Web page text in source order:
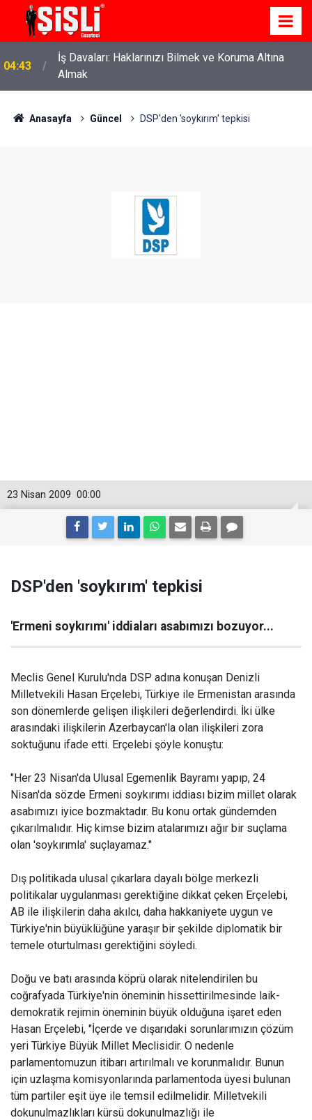
04:43
İş Davaları: Haklarınızı Bilmek ve Koruma Altına
Almak
Anasayfa Güncel DSP'den 'soykırım' tepkisi
00:00
23 Nisan 2009
DSP'den 'soykırım' tepkisi
'Ermeni soykırımı' iddiaları asabımızı bozuyor...
Meclis Genel Kurulu'nda DSP adına konuşan Denizli
Milletvekili Hasan Erçelebi, Türkiye ile Ermenistan arasında
son dönemlerde gelişen ilişkileri değerlendirdi. İki ülke
arasındaki ilişkilerin Azerbaycan'la olan ilişkileri zora
soktuğunu ifade etti. Erçelebi şöyle konuştu:
"Her 23 Nisan'da Ulusal Egemenlik Bayramı yapıp, 24
Nisan'da sözde Ermeni soykırımı iddiası bizim millet olarak
asabımızı iyice bozmaktadır. Bu konu ortak gündemden
çıkarılmalıdır. Hiç kimse bizim atalarımızı ağır bir suçlama
olan 'soykırımla' suçlayamaz."
Dış politikada ulusal çıkarlara dayalı bölge merkezli
politikalar uygulanması gerektiğine dikkat çeken Erçelebi,
AB ile ilişkilerin daha akılcı, daha hakkaniyete uygun ve
Türkiye'nin büyüklüğüne yaraşır bir şekilde diplomatik bir
temele oturtulması gerektiğini söyledi.
Doğu ve batı arasında köprü olarak nitelendirilen bu
coğrafyada Türkiye'nin öneminin hissettirilmesinde laik-
demokratik rejimin öneminin büyük olduğuna işaret eden
Hasan Erçelebi, "İçerde ve dışarıdaki sorunlarımızın çözüm
yeri Türkiye Büyük Millet Meclisidir. O nedenle
parlamentomuzun itibarı artırılmalı ve korunmalıdır. Bunun
için uzlaşma komisyonlarında parlamentoda üyesi bulunan
tüm partiler eşit üye ile temsil edilmelidir. Milletvekili
dokunulmazlıkları kürsü dokunulmazlığı ile